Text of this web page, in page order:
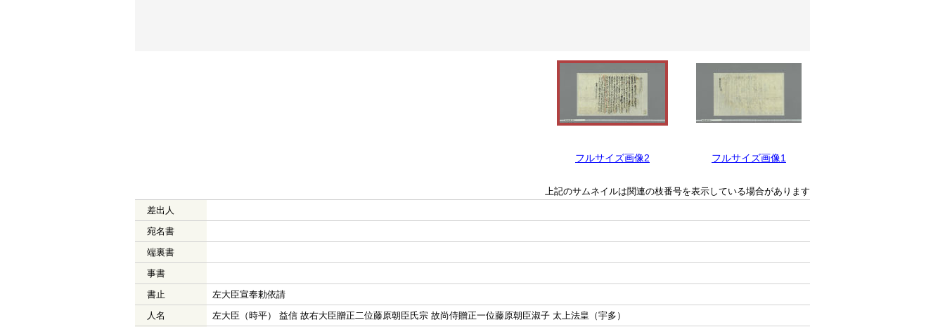
フルサイズ画像2 フルサイズ画像1
上記のサムネイルは関連の枝番号を表示している場合があります
差出人
宛名書
端裏書
事書
書止
左大臣宣奉勅依請
人名
左大臣（時平） 益信 故右大臣贈正二位藤原朝臣氏宗 故尚侍贈正一位藤原朝臣淑子 太上法皇（宇多）